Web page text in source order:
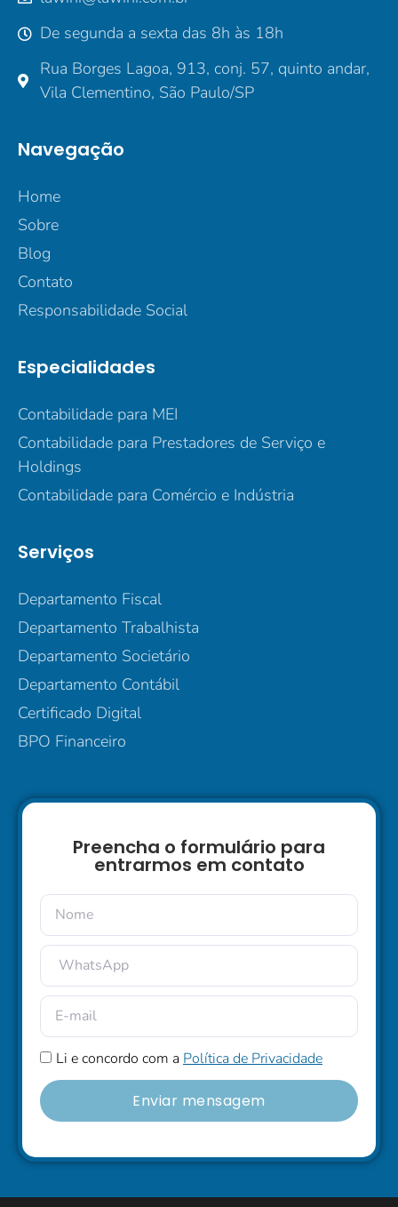
De segunda a sexta das 8h às 18h
Rua Borges Lagoa, 913, conj. 57, quinto andar,
Vila Clementino, São Paulo/SP
Navegação
Home
Sobre
Blog
Contato
Responsabilidade Social
Especialidades
Contabilidade para MEI
Contabilidade para Prestadores de Serviço e
Holdings
Contabilidade para Comércio e Indústria
Serviços
Departamento Fiscal
Departamento Trabalhista
Departamento Societário
Departamento Contábil
Certificado Digital
BPO Financeiro
Preencha o formulário para
entrarmos em contato
Li e concordo com a Política de Privacidade
Enviar mensagem